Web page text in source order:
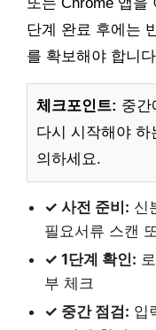
또는 Chrome 앱을
단계 완료 후에는
를 확보해야 합니
체크포인트: 중간
다시 시작해야
의하세요.
✓ 사전 준비: 신
필요서류 스캔
✓ 1단계 확인:
부 체크
✓ 중간 점검: 입